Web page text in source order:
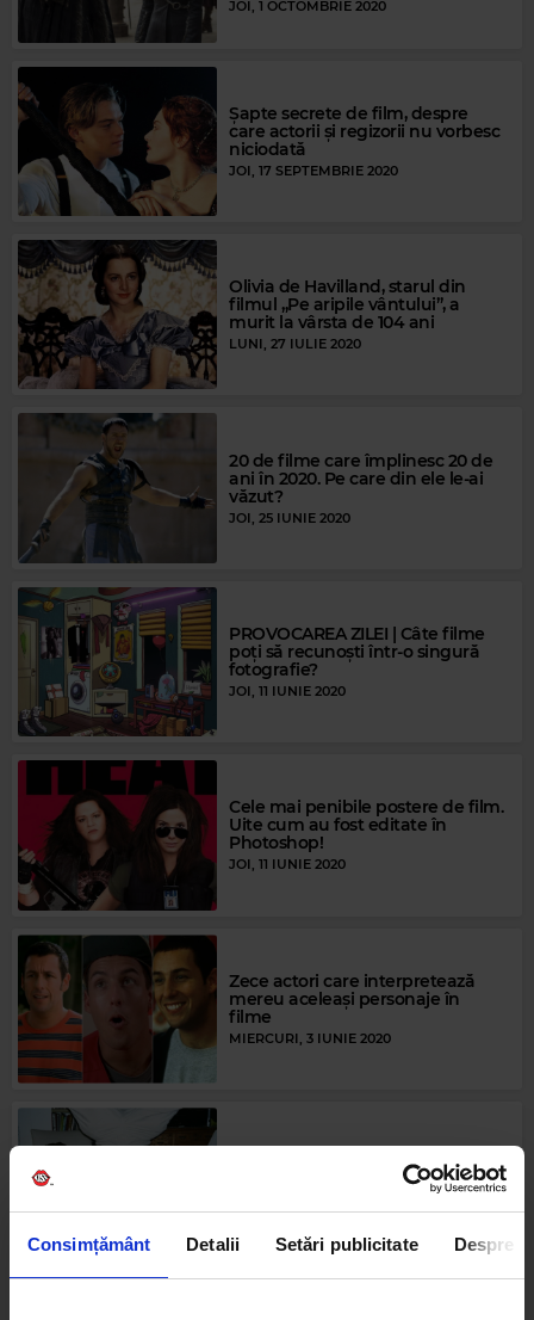
Consimțământ Detalii Setări publicitate Despre
JOI, 1 OCTOMBRIE 2020
Șapte secrete de film, despre
care actorii și regizorii nu vorbesc
niciodată
JOI, 17 SEPTEMBRIE 2020
Olivia de Havilland, starul din
filmul „Pe aripile vântului”, a
murit la vârsta de 104 ani
LUNI, 27 IULIE 2020
20 de filme care împlinesc 20 de
ani în 2020. Pe care din ele le-ai
văzut?
JOI, 25 IUNIE 2020
PROVOCAREA ZILEI | Câte filme
poți să recunoști într-o singură
fotografie?
JOI, 11 IUNIE 2020
Cele mai penibile postere de film.
Uite cum au fost editate în
Photoshop!
JOI, 11 IUNIE 2020
Zece actori care interpretează
mereu aceleași personaje în
filme
MIERCURI, 3 IUNIE 2020
Ce să vezi, să citești și să asculți